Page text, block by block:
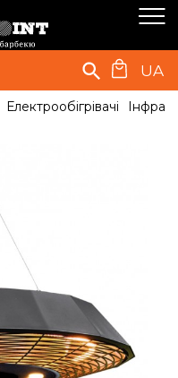
UA
Електрообігрівачі